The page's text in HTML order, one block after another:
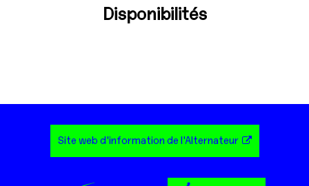
Disponibilités
Site web d'information de l'Alternateur